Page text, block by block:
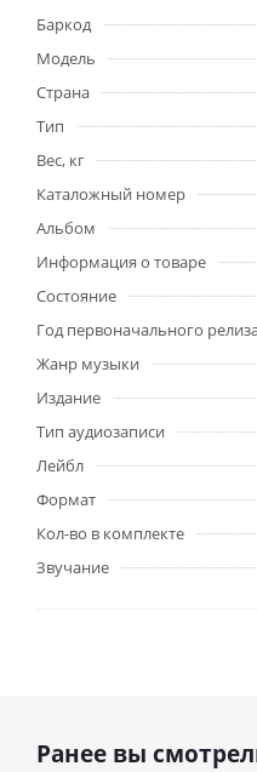
Баркод
Модель
Страна
Тип
Вес, кг
Каталожный номер
Альбом
Информация о товаре
Состояние
Год первоначального
Жанр музыки
Издание
Тип аудиозаписи
Лейбл
Формат
Кол-во в комплекте
Звучание
Ранее вы